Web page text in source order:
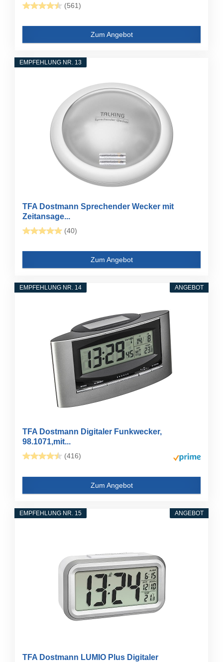
(561)
Zum Angebot
EMPFEHLUNG NR. 13
TFA Dostmann Sprechender Wecker mit
Zeitansage...
(40)
Zum Angebot
ANGEBOT
EMPFEHLUNG NR. 14
TFA Dostmann Digitaler Funkwecker,
98.1071,mit...
(416)
Zum Angebot
ANGEBOT
EMPFEHLUNG NR. 15
TFA Dostmann LUMIO Plus Digitaler